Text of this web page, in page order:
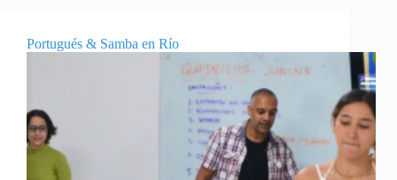
Portugués & Samba en Río